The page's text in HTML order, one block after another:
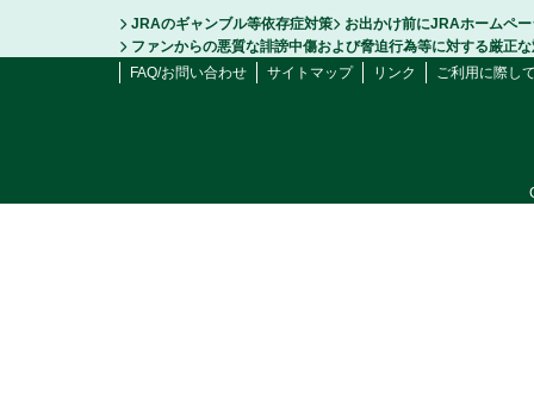
JRAのギャンブル等依存症対策
お出かけ前にJRAホームペ
ファンからの悪質な誹謗中傷および脅迫行為等に対する厳正
FAQ/お問い合わせ
サイトマップ リンク ご利用に際し